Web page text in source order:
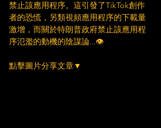
禁止該應用程序。這引發了TikTok創作
者的恐慌，另類視頻應用程序的下載量
激增，而關於特朗普政府禁止該應用程
序氾濫的動機的陰謀論...👁
點擊圖片分享文章▼